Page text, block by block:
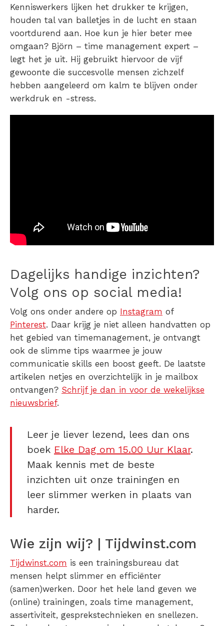
Kenniswerkers lijken het drukker te krijgen,
houden tal van balletjes in de lucht en staan
voortdurend aan. Hoe kun je hier beter mee
omgaan? Björn – time management expert –
legt het je uit. Hij gebruikt hiervoor de vijf
gewoonte die succesvolle mensen zichzelf
hebben aangeleerd om kalm te blijven onder
werkdruk en -stress.
Dagelijks handige inzichten?
Volg ons op social media!
Volg ons onder andere op Instagram of
Pinterest. Daar krijg je niet alleen handvatten op
het gebied van timemanagement, je ontvangt
ook de slimme tips waarmee je jouw
communicatie skills een boost geeft. De laatste
artikelen netjes en overzichtelijk in je mailbox
ontvangen? Schrijf je dan in voor de wekelijkse
nieuwsbrief.
Leer je liever lezend, lees dan ons
boek Elke Dag om 15.00 Uur Klaar.
Maak kennis met de beste
inzichten uit onze trainingen en
leer slimmer werken in plaats van
harder.
Wie zijn wij? | Tijdwinst.com
Tijdwinst.com is een trainingsbureau dat
mensen helpt slimmer en efficiënter
(samen)werken. Door het hele land geven we
(online) trainingen, zoals time management,
assertiviteit, gesprekstechnieken en snellezen.